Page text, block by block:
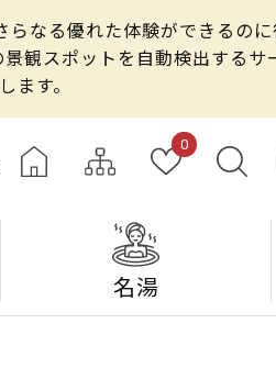
なる優れた体験ができるの
観スポットを自動検出するサ
ます。
0
名湯